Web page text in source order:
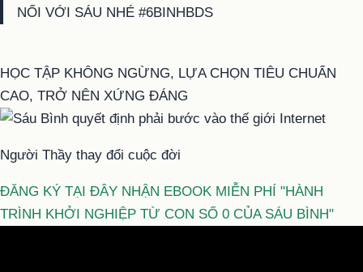
Truyền
Lối
Sống
Tích
NỐI VỚI SÁU NHÉ #6BINHBDS
HỌC TẬP KHÔNG NGỪNG, LỰA CHỌN TIÊU CHUẨN
CAO, TRỞ NÊN XỨNG ĐÁNG
Người Thầy thay đổi cuộc đời
ĐĂNG KÝ TẠI ĐÂY NHẬN EBOOK MIỄN PHÍ "HÀNH
TRÌNH KHỞI NGHIỆP TỪ CON SỐ 0 CỦA SÁU BÌNH"